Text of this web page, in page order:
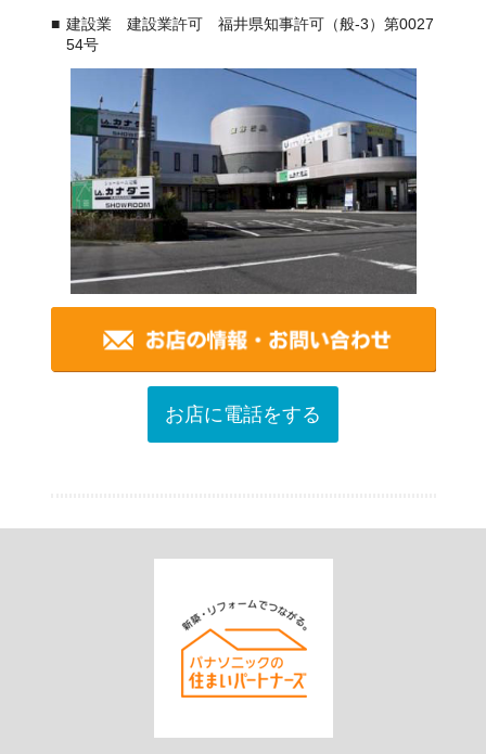
建設業 建設業許可 福井県知事許可（般-3）第0027
54号
お店に電話をする